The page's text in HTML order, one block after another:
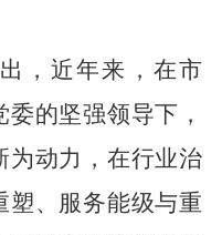
，近年来，在市
的坚强领导下，
为动力，在行业治
塑、服务能级与重